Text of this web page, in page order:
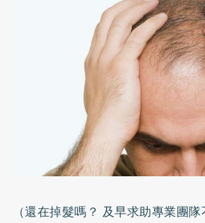
（還在掉髮嗎？ 及早求助專業團隊